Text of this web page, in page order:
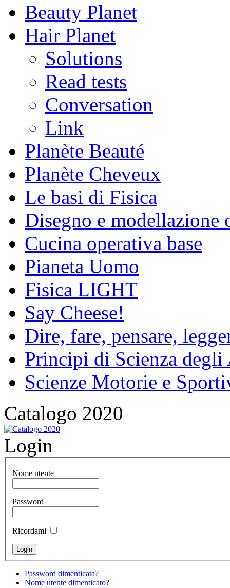
Beauty Planet
Hair Planet
Solutions
Read tests
Conversation
Link
Planète Beauté
Planète Cheveux
Le basi di Fisica
Disegno e modellazione
Cucina operativa base
Pianeta Uomo
Fisica LIGHT
Say Cheese!
Dire, fare, pensare,
Principi di Scienza
Scienze Motorie e
Catalogo 2020
Login
Nome utente
Password
Ricordami
Password dimenticata?
Nome utente dimenticato?